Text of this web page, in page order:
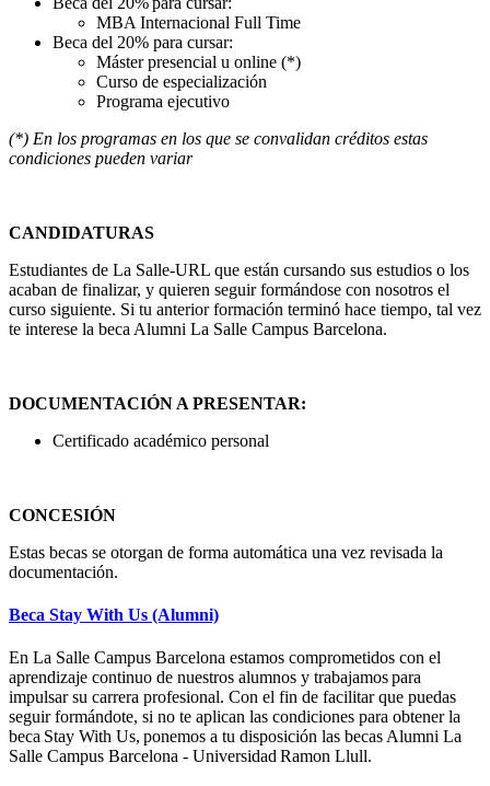
MBA Internacional Full Time
Beca del 20% para cursar:
Máster presencial u online (*)
Curso de especialización
Programa ejecutivo
(*) En los programas en los que se convalidan créditos estas
condiciones pueden variar
CANDIDATURAS
Estudiantes de La Salle-URL que están cursando sus estudios o los
acaban de finalizar, y quieren seguir formándose con nosotros el
curso siguiente. Si tu anterior formación terminó hace tiempo, tal vez
te interese la beca Alumni La Salle Campus Barcelona.
DOCUMENTACIÓN A PRESENTAR:
Certificado académico personal
CONCESIÓN
Estas becas se otorgan de forma automática una vez revisada la
documentación.
Beca Stay With Us (Alumni)
En La Salle Campus Barcelona estamos comprometidos con el
aprendizaje continuo de nuestros alumnos y trabajamos para
impulsar su carrera profesional. Con el fin de facilitar que puedas
seguir formándote, si no te aplican las condiciones para obtener la
beca Stay With Us, ponemos a tu disposición las becas Alumni La
Salle Campus Barcelona - Universidad Ramon Llull.